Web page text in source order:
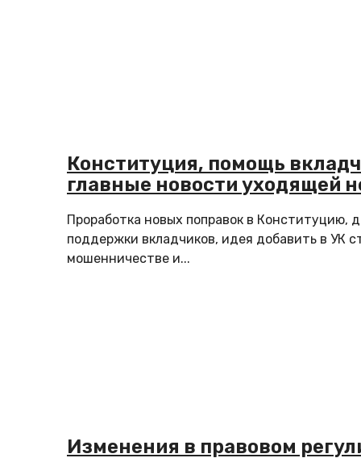
Конституция, помощь
главные новости уходящей
Проработка новых поправок в Конституцию,
поддержки вкладчиков, идея добавить в УК
мошенничестве и...
Изменения в правовом